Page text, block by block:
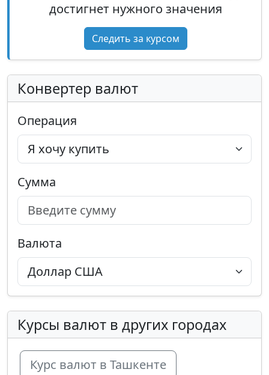
достигнет нужного значения
Следить за курсом
Конвертер валют
Операция
Сумма
Валюта
Курсы валют в других городах
Курс валют в Ташкенте